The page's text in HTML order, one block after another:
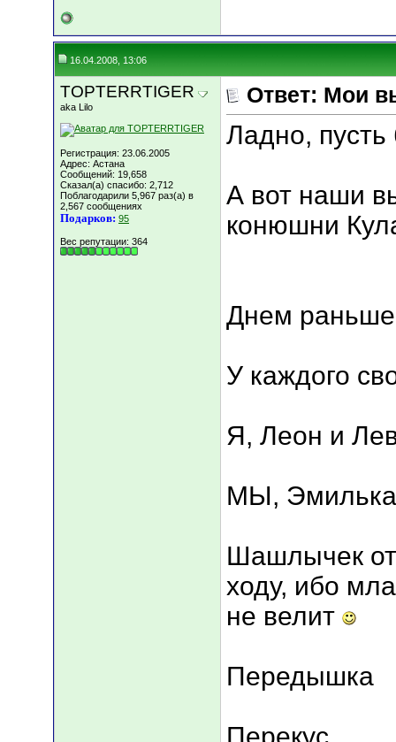
16.04.2008, 13:06
TOPTERRTIGER
aka Lilo
Регистрация: 23.06.2005
Адрес: Астана
Сообщений: 19,658
Сказал(а) спасибо: 2,712
Поблагодарили 5,967 раз(а) в
2,567 сообщениях
Подарков: 95
Вес репутации: 364
Ответ: Мои
Ладно, пусть
А вот наши
конюшни
Днем
У каждого
Я, Леон и
МЫ,
Шашлычек
ходу, ибо
не велит
Передышка